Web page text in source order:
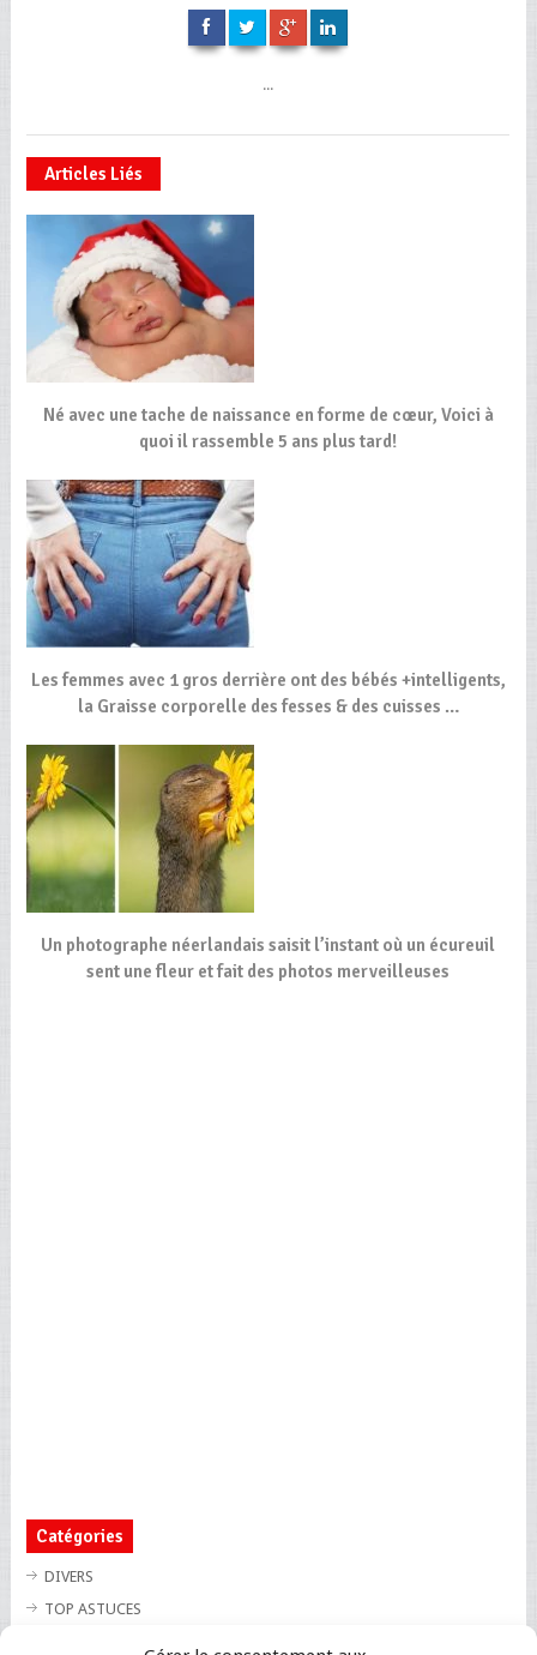
...
Articles Liés
Né avec une tache de naissance en forme de cœur, Voici à
quoi il rassemble 5 ans plus tard!
Les femmes avec 1 gros derrière ont des bébés +intelligents,
la Graisse corporelle des fesses & des cuisses …
Un photographe néerlandais saisit l’instant où un écureuil
sent une fleur et fait des photos merveilleuses
Catégories
DIVERS
TOP ASTUCES